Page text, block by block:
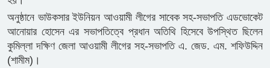
অনুষ্ঠানে ভাউকসার ইউনিয়ন আওয়ামী লীগের সাবেক সহ-সভাপতি এডভোকেট
আনোয়ার হোসেন এর সভাপতিত্বে প্রধান অতিথি হিসেবে উপস্থিত ছিলেন
কুমিল্লা দক্ষিণ জেলা আওয়ামী লীগের সহ-সভাপতি এ. জেড. এম. শফিউদ্দিন
(শামীম)।